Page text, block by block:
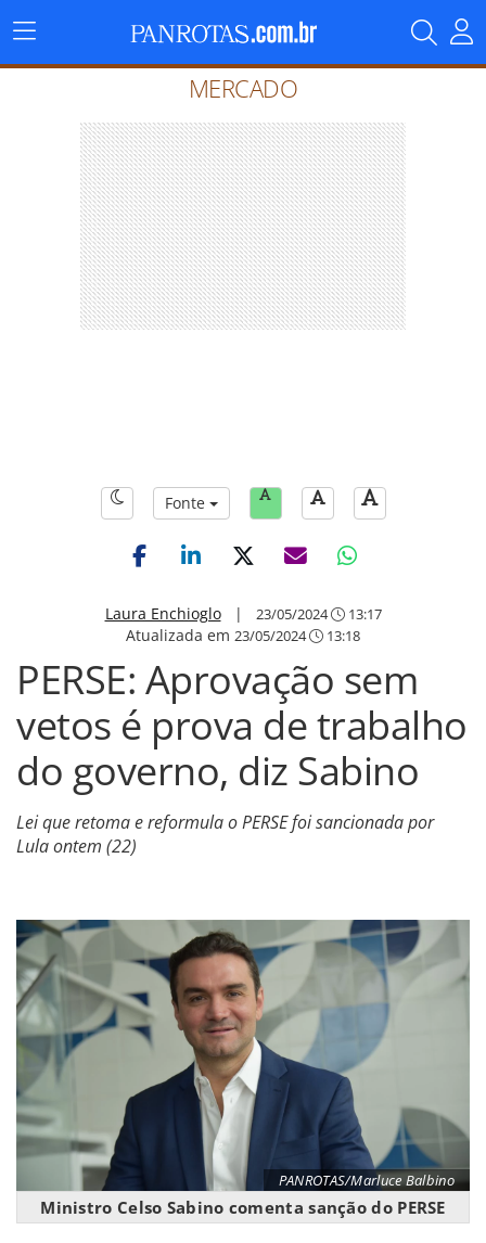
Menu
Principal
MERCADO
Fonte
Laura Enchioglo| 23/05/2024 13:17
Atualizada em 23/05/2024 13:18
PERSE: Aprovação sem
vetos é prova de trabalho
do governo, diz Sabino
Lei que retoma e reformula o PERSE foi sancionada por
Lula ontem (22)
PANROTAS/Marluce Balbino
Ministro Celso Sabino comenta sanção do PERSE